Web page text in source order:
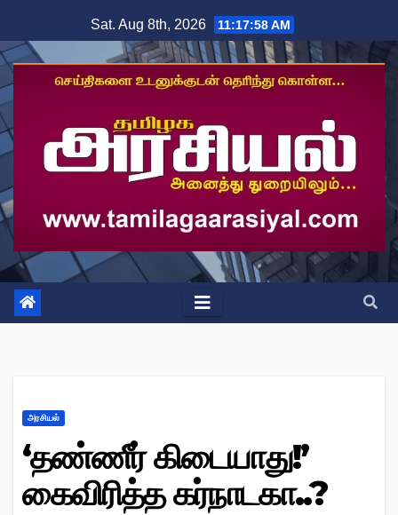
to
content
Sat. Aug 8th, 2026 11:17:59 AM
அரசியல்
‘தண்ணீர் கிடையாது!’
கைவிரித்த கர்நாடகா..?